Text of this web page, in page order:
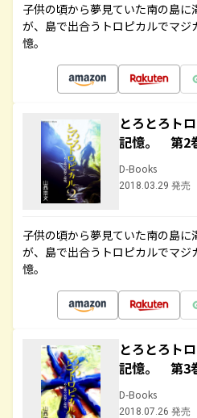
子供の頃から夢見ていた南の島
が、島で出合うトロピカルでマ
憶。
とろとろト
記憶。 第2
D-Books
2018.03.29 発売
子供の頃から夢見ていた南の島
が、島で出合うトロピカルでマ
憶。
とろとろト
記憶。 第3
D-Books
2018.07.26 発売